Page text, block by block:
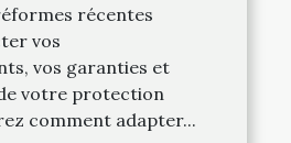
récentes
vos
vos garanties et
votre protection
comment adapter...